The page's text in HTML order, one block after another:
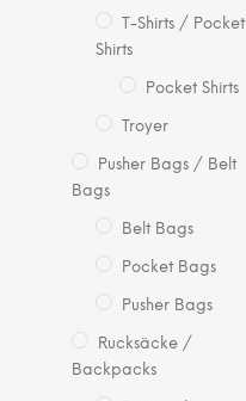
T-Shirts / Pocket
Shirts
Pocket Shirts
Troyer
Pusher Bags / Belt
Bags
Belt Bags
Pocket Bags
Pusher Bags
Rucksäcke /
Backpacks